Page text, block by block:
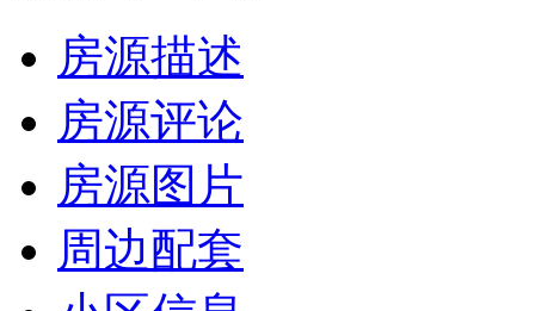
房源描述
房源评论
房源图片
周边配套